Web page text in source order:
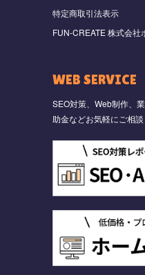
特定商取引法表示
FUN-CREATE 株式会社
WEB SERVICE
SEO対策、Web制作、
助金などお気軽にご相談